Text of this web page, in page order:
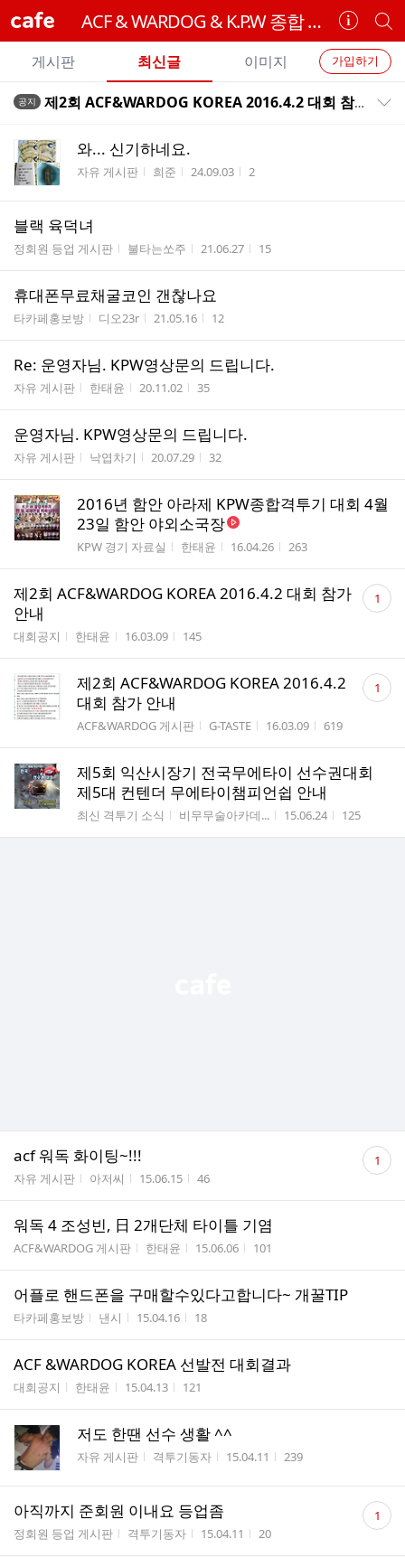
cafe ACF & WARDOG & K.P.W 종합 격투기
카
페
정
보
보
기
개
별
카
페
검
카
메
뉴
가입하기
게시판 최신글 이미지
전
트
공지 제2회 ACF&WARDOG KOREA 2016.4.2 대회 참가 안내
와... 신기하네요.
게시판명
자유 게시판 작성자
희준 작성시간
24.09.03 조회수
2
블랙 육덕녀
게시판명
정회원 등업 게시판 작성자
불타는쏘주 작성시간
21.06.27 조회수
15
휴대폰무료채굴코인 갠찮나요
게시판명
타카페홍보방 작성자
디오23r 작성시간
21.05.16 조회수
12
Re: 운영자님. KPW영상문의 드립니다.
게시판명
자유 게시판 작성자
한태윤 작성시간
20.11.02 조회수
35
운영자님. KPW영상문의 드립니다.
게시판명
자유 게시판 작성자
낙엽차기 작성시간
20.07.29 조회수
32
2016년 함안 아라제 KPW종합격투기 대회 4월
23일 함안 야외소국장
게시판명
KPW 경기 자료실 작성자
한태윤 작성시간
16.04.26 조회수
263
제2회 ACF&WARDOG KOREA 2016.4.2 대회 참가
안내
게시판명
대회공지 작성자
한태윤 작성시간
16.03.09 조회수
145
댓
글 1
제2회 ACF&WARDOG KOREA 2016.4.2
대회 참가 안내
게시판명
ACF&WARDOG 게시판 작성자
G-TASTE 작성시간
16.03.09 조회수
619
댓
글 1
제5회 익산시장기 전국무에타이 선수권대회
제5대 컨텐더 무에타이챔피언쉽 안내
게시판명
최신 격투기 소식 작성자
비무무술아카데... 작성시간
15.06.24 조회수
125
acf 워독 화이팅~!!!
게시판명
자유 게시판 작성자
아저씨 작성시간
15.06.15 조회수
46
댓
글 1
워독 4 조성빈, 日 2개단체 타이틀 기염
게시판명
ACF&WARDOG 게시판 작성자
한태윤 작성시간
15.06.06 조회수
101
어플로 핸드폰을 구매할수있다고합니다~ 개꿀TIP
게시판명
타카페홍보방 작성자
낸시 작성시간
15.04.16 조회수
18
ACF &WARDOG KOREA 선발전 대회결과
게시판명
대회공지 작성자
한태윤 작성시간
15.04.13 조회수
121
저도 한땐 선수 생활 ^^
게시판명
자유 게시판 작성자
격투기동자 작성시간
15.04.11 조회수
239
아직까지 준회원 이내요 등업좀
게시판명
정회원 등업 게시판 작성자
격투기동자 작성시간
15.04.11 조회수
20
댓
글 1